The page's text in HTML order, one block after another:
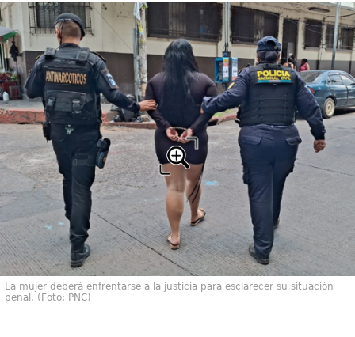
La mujer deberá enfrentarse a la justicia para esclarecer su situación
penal. (Foto: PNC)